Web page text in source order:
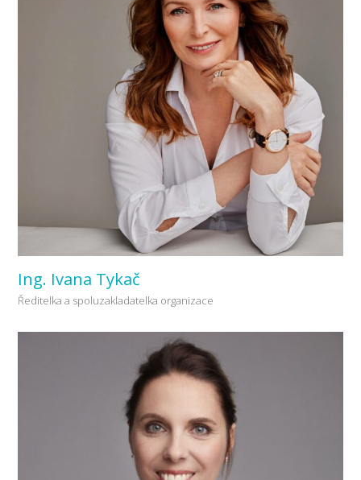
Ing. Ivana Tykač
Ředitelka a spoluzakladatelka organizace